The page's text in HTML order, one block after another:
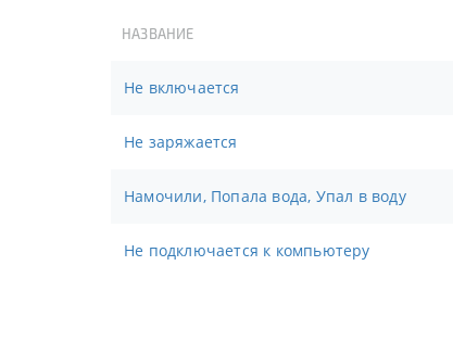
НАЗВАНИЕ
Не включается
Не заряжается
Намочили, Попала вода, Упал в воду
Не подключается к компьютеру